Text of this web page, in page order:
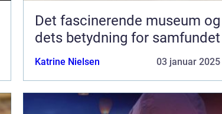
Det fascinerende museum og
dets betydning for samfundet
Katrine Nielsen 03 januar 2025